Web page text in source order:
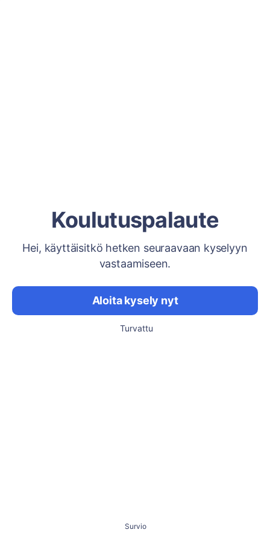
Koulutuspalaute
Hei, käyttäisitkö hetken seuraavaan kyselyyn
vastaamiseen.
Aloita kysely nyt
Turvattu
Survio